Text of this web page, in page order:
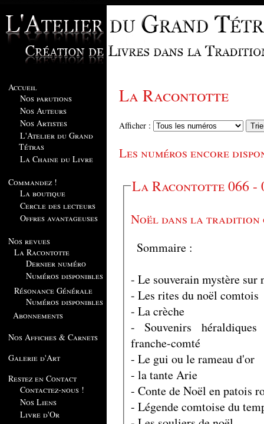
Accueil
Nos parutions
Nos Auteurs
Nos Artistes
L'Atelier du Grand
Tétras
La Chaine du Livre
Commandez !
La boutique
Cercle des lecteurs
Offres avantageuses
Nos revues
La Racontotte
Dernier numéro
Numéros disponibles
Résonance Générale
Numéros disponibles
Abonnements
Nos Affiches & Carnets
Galerie d'Art
Restez en Contact
Contactez-nous !
Nos Liens
Livre d'Or
La Racontotte
Afficher :
Les numéros encore
La Racontotte 066 -
Noël dans la tradition
Sommaire :
- Le souverain mystère sur
- Les rites du noël comtois
- La crèche
- Souvenirs
franche-comté
- Le gui ou le rameau d'or
- la tante Arie
- Conte de Noël en patois
- Légende comtoise du